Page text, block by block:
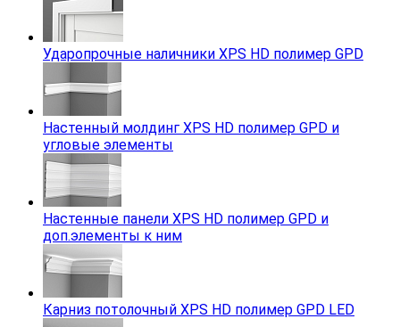
Ударопрочные наличники XPS HD полимер GPD
Настенный молдинг XPS HD полимер GPD и
угловые элементы
Настенные панели XPS HD полимер GPD и
доп.элементы к ним
Карниз потолочный XPS HD полимер GPD LED